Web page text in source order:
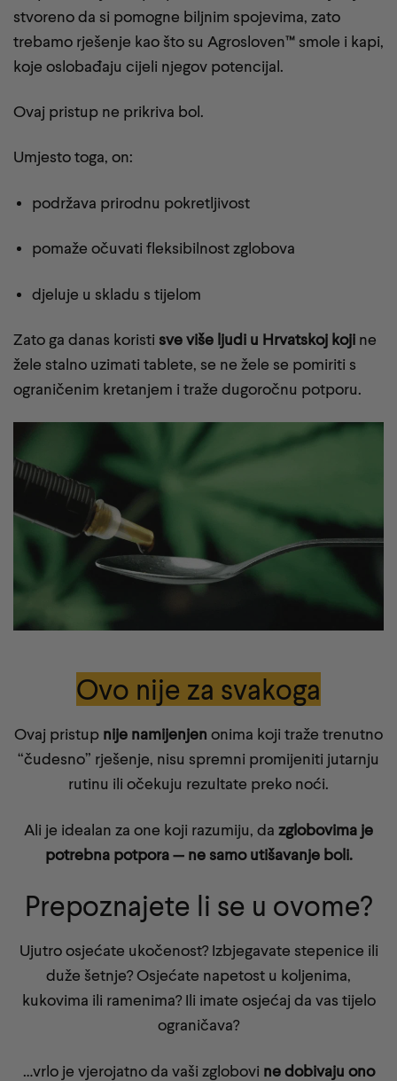
stvoreno da si pomogne biljnim spojevima, zato
trebamo rješenje kao što su Agrosloven™ smole i kapi,
koje oslobađaju cijeli njegov potencijal.
Ovaj pristup ne prikriva bol.
Umjesto toga, on:
podržava prirodnu pokretljivost
pomaže očuvati fleksibilnost zglobova
djeluje u skladu s tijelom
Zato ga danas koristi sve više ljudi u Hrvatskoj koji ne
žele stalno uzimati tablete, se ne žele se pomiriti s
ograničenim kretanjem i traže dugoročnu potporu.
Ovo nije za svakoga
Ovaj pristup nije namijenjen onima koji traže trenutno
“čudesno” rješenje, nisu spremni promijeniti jutarnju
rutinu ili očekuju rezultate preko noći.
Ali je idealan za one koji razumiju, da zglobovima je
potrebna potpora — ne samo utišavanje boli.
Prepoznajete li se u ovome?
Ujutro osjećate ukočenost? Izbjegavate stepenice ili
duže šetnje? Osjećate napetost u koljenima,
kukovima ili ramenima? Ili imate osjećaj da vas tijelo
ograničava?
…vrlo je vjerojatno da vaši zglobovi ne dobivaju ono